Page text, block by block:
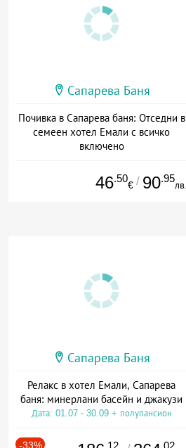
Сапарева Баня
Почивка в Сапарева баня: Отседни в
семеен хотел Емали с всичко
включено
46.50
€ / 90.95
лв.
Сапарева Баня
Релакс в хотел Емали, Сапарева
баня: минерлани басейн и джакузи
Дата: 01.07 - 30.09 + полупансион
-33% .12 .02